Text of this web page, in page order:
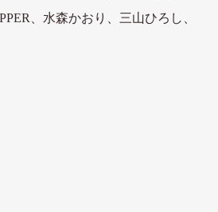
、水森かおり、三山ひろし、